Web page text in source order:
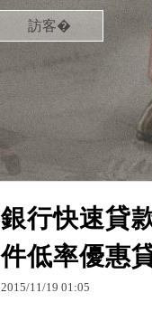
訪客�
銀行快速貸
件低率優惠
2015/11/19 01:05